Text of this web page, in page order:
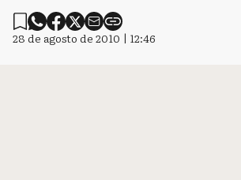
28 de agosto de 2010 | 12:46